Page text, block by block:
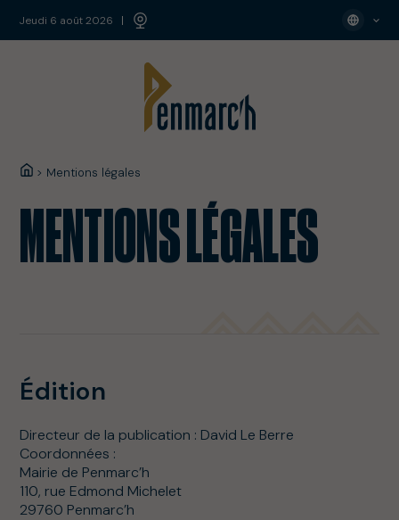
jeudi 6 août 2026
> Mentions légales
MENTIONS LÉGALES
Édition
Directeur de la publication : David Le Berre
Coordonnées :
Mairie de Penmarc’h
110, rue Edmond Michelet
29760 Penmarc’h